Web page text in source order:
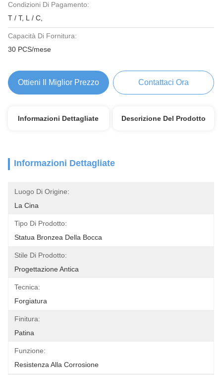
Condizioni Di Pagamento:
T / T, L / C,
Capacità Di Fornitura:
30 PCS/mese
Ottieni Il Miglior Prezzo Contattaci Ora
Informazioni Dettagliate Descrizione Del Prodotto
Informazioni Dettagliate
Luogo Di Origine:
La Cina
Tipo Di Prodotto:
Statua Bronzea Della Bocca
Stile Di Prodotto:
Progettazione Antica
Tecnica:
Forgiatura
Finitura:
Patina
Funzione:
Resistenza Alla Corrosione